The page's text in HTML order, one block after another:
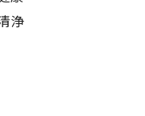
浄